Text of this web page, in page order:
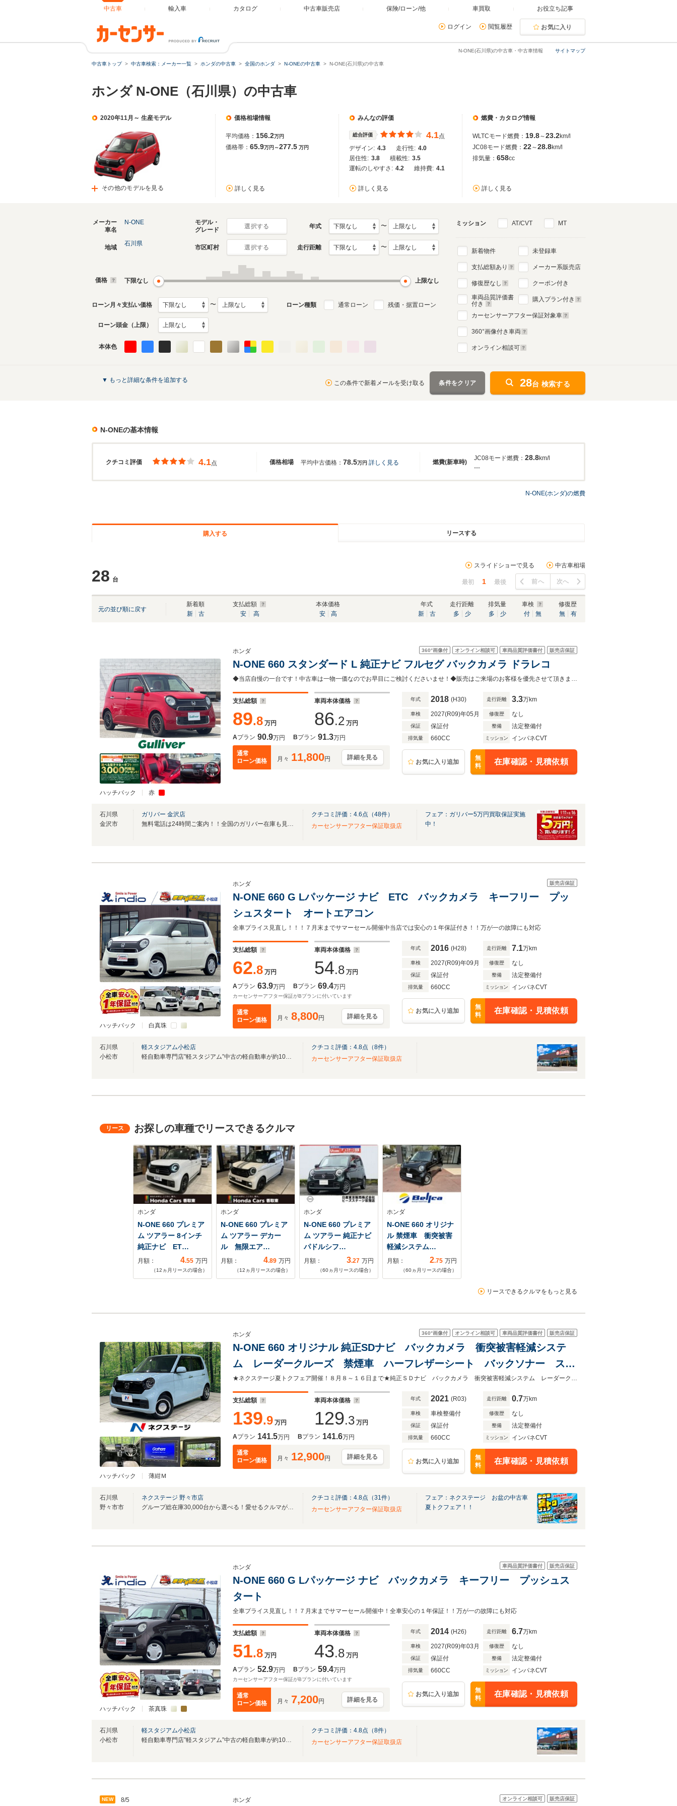
中古車 輸入車 カタログ 中古車販売店 保険/ローン/他 車買取 お役立ち記事
ログイン 閲覧履歴 お気に入り
サイトマップ
N-ONE(石川県)の中古車・中古車情報
中古車トップ 中古車検索：メーカー一覧 ホンダの中古車 全国のホンダ N-ONEの中古車 N-ONE(石川県)の中古車
ホンダ N-ONE（石川県）の中古車
2020年11月～ 生産モデル
その他のモデルを見る
価格相場情報
平均価格： 156.2万円
価格帯： 65.9万円～277.5 万円
詳しく見る
みんなの評価
総合評価 4.1点
デザイン: 4.3 走行性: 4.0
居住性: 3.8 積載性: 3.5
運転のしやすさ: 4.2 維持費: 4.1
詳しく見る
燃費・カタログ情報
WLTCモード燃費： 19.8～23.2km/l
JC08モード燃費： 22～28.8km/l
排気量： 658cc
詳しく見る
2012年11月～2020年10
月生産モデル
N-ONEのカタログを見る
メーカー
車名
N-ONE
モデル・
グレード
選択する 年式 〜
地域
石川県
市区町村 選択する 走行距離 〜
価格 下限なし 上限なし
ローン月々支払い価格 〜 ローン種類 通常ローン 残価・据置ローン
ローン頭金（上限）
本体色
ミッション AT/CVT MT
新着物件
支払総額あり
修復歴なし
車両品質評価書
付き
未登録車
メーカー系販売店
クーポン付き
購入プラン付き
カーセンサーアフター保証対象車
360°画像付き車両
オンライン相談可
▼ もっと詳細な条件を追加する この条件で新着メールを受け取る 条件をクリア 28台 検索する
N-ONEの基本情報
クチコミ評価 価格相場 燃費(新車時)
4.1点 平均中古価格： 78.5万円 詳しく見る
JC08モード燃費： 28.8km/l
---
N-ONE(ホンダ)の燃費
購入する リースする
28 台
スライドショーで見る 中古車相場
最初 1 最後 前へ 次へ
元の並び順に戻す
新着順
新
古
支払総額
安
高
本体価格
安
高
年式
新
古
走行距離
多
少
排気量
多
少
車検
付
無
修復歴
無
有
ハッチバック 赤
360°画像付 オンライン相談可 車両品質評価書付 販売店保証
ホンダ
N-ONE 660 スタンダード L 純正ナビ フルセグ バックカメラ ドラレコ
◆当店自慢の一台です！中古車は一物一価なのでお早目にご検討くださいませ！◆販売はご来場のお客様を優先させて頂きます。◆あらかじめご確認下さい※販売は一般のお客様に限ります。
支払総額
89.8 万円
車両本体価格
86.2 万円
Aプラン 90.9万円 Bプラン 91.3万円
通常
ローン価格
月々 11,800円 詳細を見る
年式 2018 (H30) 走行距離 3.3万km
車検 2027(R09)年05月 修復歴 なし
保証 保証付 整備 法定整備付
排気量 660CC ミッション インパネCVT
お気に入り追加
無
料
在庫確認・見積依頼
石川県
金沢市
ガリバー 金沢店
無料電話は24時間ご案内！！全国のガリバー在庫も見たい方は一括照会が可能です！
クチコミ評価： 4.6点（48件）
カーセンサーアフター保証取扱店
フェア：ガリバー5万円買取保証実施
中！
ハッチバック 白真珠
販売店保証
ホンダ
N-ONE 660 G Lパッケージ ナビ ETC バックカメラ キーフリー プッ
シュスタート オートエアコン
全車プライス見直し！！！７月末までサマーセール開催中当店では安心の１年保証付き！！万が一の故障にも対応
支払総額
62.8 万円
車両本体価格
54.8 万円
Aプラン 63.9万円 Bプラン 69.4万円
カーセンサーアフター保証がBプランに付いています
通常
ローン価格
月々 8,800円 詳細を見る
年式 2016 (H28) 走行距離 7.1万km
車検 2027(R09)年09月 修復歴 なし
保証 保証付 整備 法定整備付
排気量 660CC ミッション インパネCVT
お気に入り追加
無
料
在庫確認・見積依頼
石川県
小松市
軽スタジアム小松店
軽自動車専門店”軽スタジアム”中古の軽自動車が約100台！
クチコミ評価： 4.8点（8件）
カーセンサーアフター保証取扱店
お探しの車種でリースできるクルマ
ホンダ
N-ONE 660 プレミア
ム ツアラー 8インチ
純正ナビ ET…
月額： 4.55 万円
（12 ヵ月リースの場合）
ホンダ
N-ONE 660 プレミア
ム ツアラー デカー
ル 無限エア…
月額： 4.89 万円
（12 ヵ月リースの場合）
ホンダ
N-ONE 660 プレミア
ム ツアラー 純正ナビ
パドルシフ…
月額： 3.27 万円
（60ヵ月リースの場合）
ホンダ
N-ONE 660 オリジナ
ル 禁煙車 衝突被害
軽減システム…
月額： 2.75 万円
（60ヵ月リースの場合）
リースできるクルマをもっと見る
ハッチバック 薄紺Ｍ
360°画像付 オンライン相談可 車両品質評価書付 販売店保証
ホンダ
N-ONE 660 オリジナル 純正SDナビ バックカメラ 衝突被害軽減システ
ム レーダークルーズ 禁煙車 ハーフレザーシート バックソナー スマ
ートキー LEDヘッド オートハイビーム 車線逸脱警報 オートライト
支払総額
139.9 万円
車両本体価格
129.3 万円
Aプラン 141.5万円 Bプラン 141.6万円
通常
ローン価格
月々 12,900円 詳細を見る
年式 2021 (R03) 走行距離 0.7万km
車検 車検整備付 修復歴 なし
保証 保証付 整備 法定整備付
排気量 660CC ミッション インパネCVT
お気に入り追加
無
料
在庫確認・見積依頼
石川県
野々市市
ネクステージ 野々市店
クチコミ評価： 4.8点（31 件）
カーセンサーアフター保証取扱店
フェア：ネクステージ お盆の中古車
夏トクフェア！！
ハッチバック 茶真珠
車両品質評価書付 販売店保証
ホンダ
N-ONE 660 G Lパッケージ ナビ バックカメラ キーフリー プッシュス
タート
全車プライス見直し！！７月末までサマーセール開催中！全車安心の１年保証！！万が一の故障にも対応
支払総額
51.8 万円
車両本体価格
43.8 万円
Aプラン 52.9万円 Bプラン 59.4万円
カーセンサーアフター保証がBプランに付いています
通常
ローン価格
月々 7,200円 詳細を見る
年式 2014 (H26) 走行距離 6.7万km
車検 2027(R09)年03月 修復歴 なし
保証 保証付 整備 法定整備付
排気量 660CC ミッション インパネCVT
お気に入り追加
無
料
在庫確認・見積依頼
石川県
小松市
軽スタジアム小松店
クチコミ評価： 4.8点（8件）
カーセンサーアフター保証取扱店
NEW 8/5 オンライン相談可 販売店保証
ホンダ